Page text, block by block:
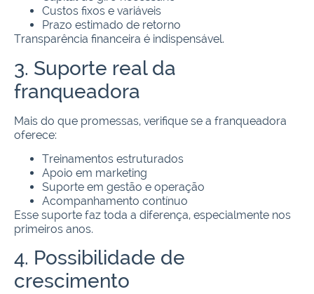
Custos fixos e variáveis
Prazo estimado de retorno
Transparência financeira é indispensável.
3. Suporte real da
franqueadora
Mais do que promessas, verifique se a franqueadora
oferece:
Treinamentos estruturados
Apoio em marketing
Suporte em gestão e operação
Acompanhamento contínuo
Esse suporte faz toda a diferença, especialmente nos
primeiros anos.
4. Possibilidade de
crescimento